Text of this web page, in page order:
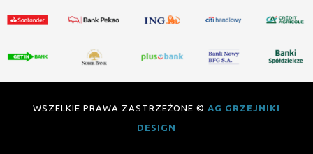
WSZELKIE PRAWA ZASTRZEŻONE © AG GRZEJNIKI
DESIGN